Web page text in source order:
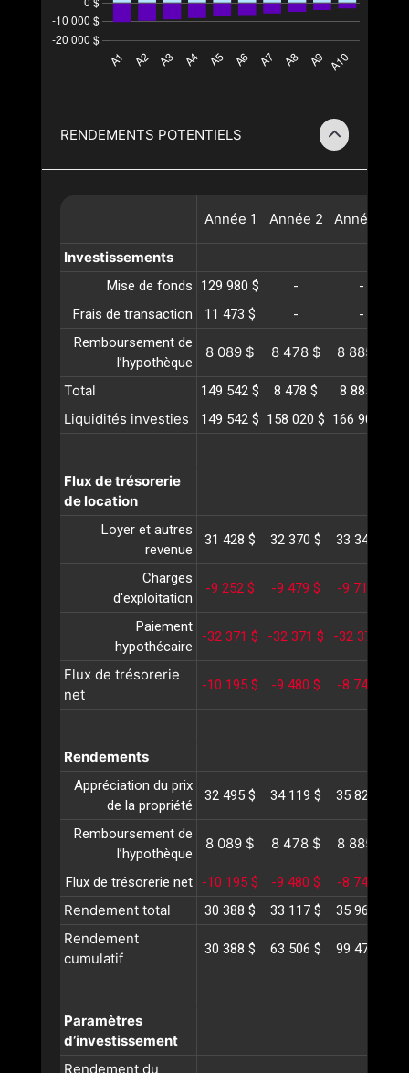
RENDEMENTS POTENTIELS
Année 1 Année 2 Année
Investissements
Mise de fonds 129 980 $ -
-
Frais de transaction
11 473 $ -
-
Remboursement de
l’hypothèque
8 089 $ 8 478 $ 8 885 $
Total 149 542 $ 8 478 $ 8 885 $
Liquidités investies 149 542 $ 158 020 $ 166 906 $
Flux de trésorerie
de location
Loyer et autres
revenue
31 428 $ 32 370 $ 33 341 $
Charges
d'exploitation
-9 252 $ -9 479 $ -9 712 $
Paiement
hypothécaire
-32 371 $ -32 371 $ -32 371 $
Flux de trésorerie
net
-10 195 $ -9 480 $ -8 741 $
Rendements
Appréciation du prix
de la propriété
32 495 $ 34 119 $ 35 825 $
Remboursement de
l’hypothèque
8 089 $ 8 478 $ 8 885 $
Flux de trésorerie net -10 195 $ -9 480 $ -8 741 $
Rendement total 30 388 $ 33 117 $ 35 969 $
Rendement
cumulatif
30 388 $ 63 506 $ 99 475 $
Paramètres
d’investissement
Rendement du